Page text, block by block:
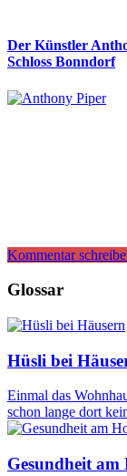
Der Künstler
Schloss Bonndorf
Kommentar
Glossar
Hüsli bei
Einmal das
schon lange dort
Gesundheit am